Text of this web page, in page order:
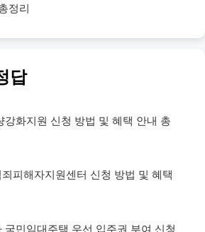
정리
답
강화지원 신청 방법 및 혜택 안내 총
피해자지원센터 신청 방법 및 혜택
국민임대주택 우선 입주권 부여 신청